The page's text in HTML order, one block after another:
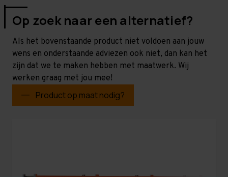
Op zoek naar een alternatief?
Als het bovenstaande product niet voldoen aan jouw
wens en onderstaande adviezen ook niet, dan kan het
zijn dat we te maken hebben met maatwerk. Wij
werken graag met jou mee!
Product op maat nodig?